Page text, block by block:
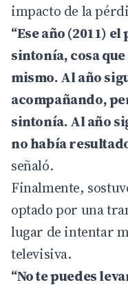
impacto de la
“Ese año (2011)
sintonía, cosa
mismo. Al año
acompañando,
sintonía. Al año
no había
señaló.
Finalmente,
optado por una
lugar de intentar
televisiva.
“No te puedes